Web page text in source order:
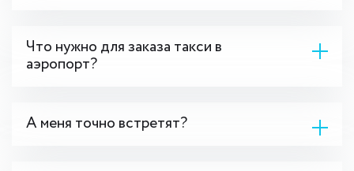
Что нужно для заказа такси в
аэропорт?
А меня точно встретят?